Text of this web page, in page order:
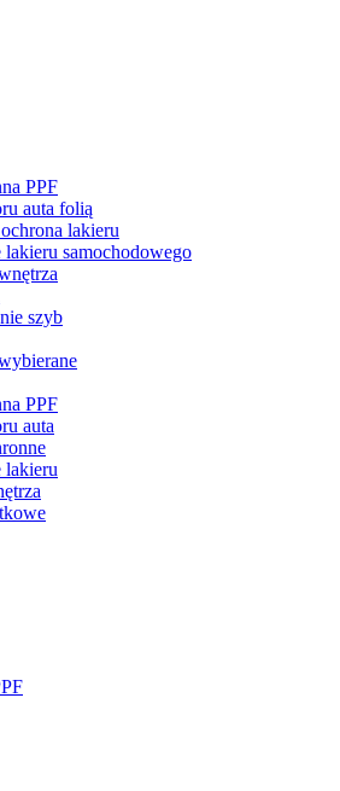
PPF
auta folią
lakieru
lakieru samochodowego
szyb
PPF
auta
lakieru